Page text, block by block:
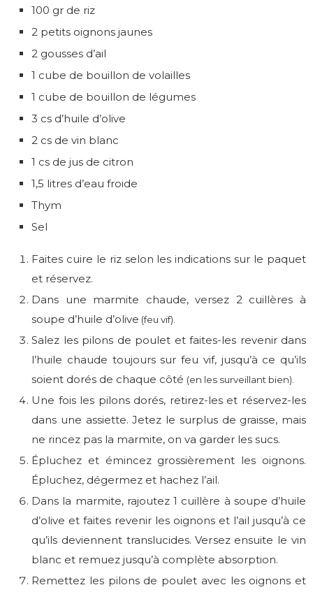
100 gr de riz
2 petits oignons jaunes
2 gousses d’ail
1 cube de bouillon de volailles
1 cube de bouillon de légumes
3 cs d’huile d’olive
2 cs de vin blanc
1 cs de jus de citron
1,5 litres d’eau froide
Thym
Sel
Faites cuire le riz selon les indications sur le paquet
et réservez.
Dans une marmite chaude, versez 2 cuillères à
soupe d’huile d’olive (feu vif).
Salez les pilons de poulet et faites-les revenir dans
l’huile chaude toujours sur feu vif, jusqu’à ce qu’ils
soient dorés de chaque côté (en les surveillant bien).
Une fois les pilons dorés, retirez-les et réservez-les
dans une assiette. Jetez le surplus de graisse, mais
ne rincez pas la marmite, on va garder les sucs.
Épluchez et émincez grossièrement les oignons.
Épluchez, dégermez et hachez l’ail.
Dans la marmite, rajoutez 1 cuillère à soupe d’huile
d’olive et faites revenir les oignons et l’ail jusqu’à ce
qu’ils deviennent translucides. Versez ensuite le vin
blanc et remuez jusqu’à complète absorption.
Remettez les pilons de poulet avec les oignons et